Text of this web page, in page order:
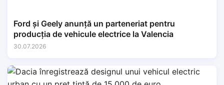
Ford și Geely anunță un parteneriat pentru
producția de vehicule electrice la Valencia
30.07.2026